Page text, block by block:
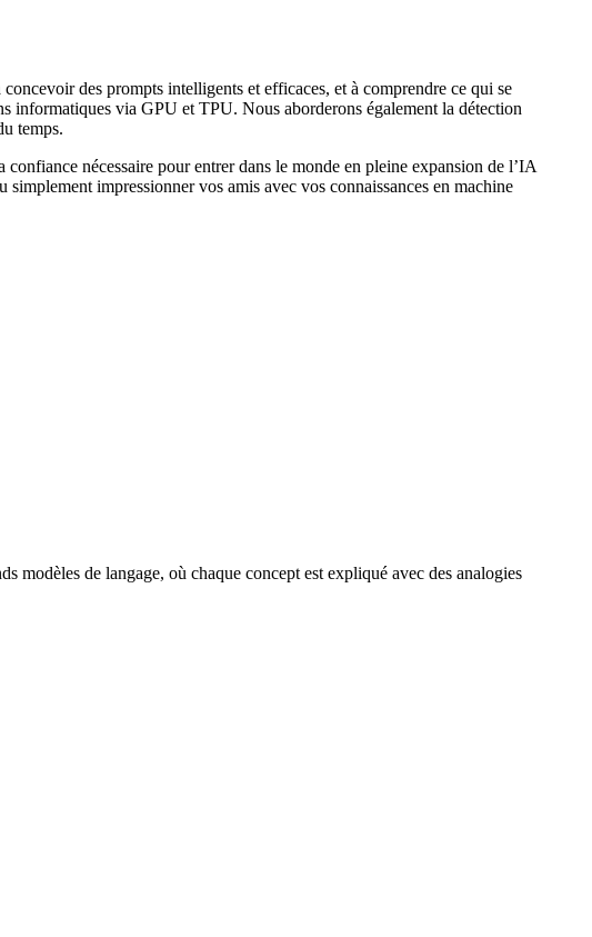
des prompts intelligents et efficaces, et à comprendre ce qui se
informatiques via GPU et TPU. Nous aborderons également la détection
temps.
nécessaire pour entrer dans le monde en pleine expansion de l’IA
impressionner vos amis avec vos connaissances en machine
modèles de langage, où chaque concept est expliqué avec des analogies